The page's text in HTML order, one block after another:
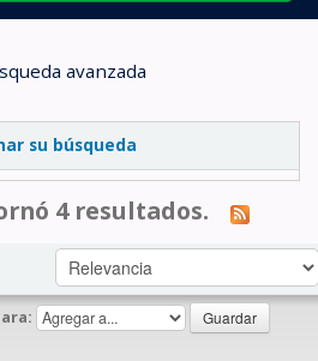
avanzada
su búsqueda
4 resultados.